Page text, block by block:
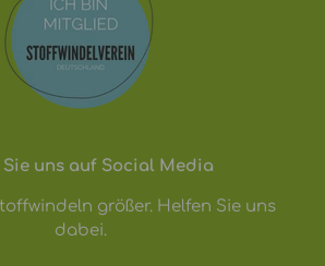
Sie uns auf Social Media
größer. Helfen Sie uns
dabei.